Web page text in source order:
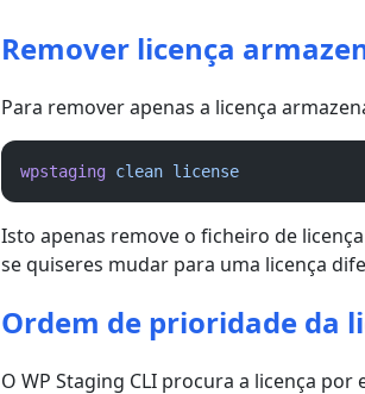
Remover licença
Para remover apenas a licença
wpstaging clean license
Isto apenas remove o ficheiro de
se quiseres mudar para uma licença
Ordem de prioridade da
O WP Staging CLI procura a licença por